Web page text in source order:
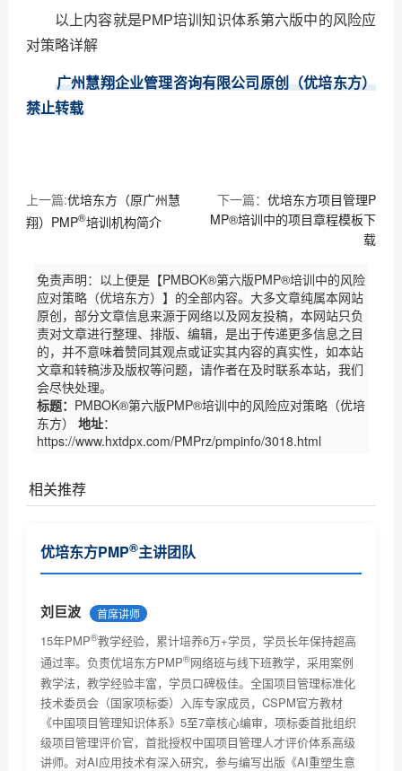
以上内容就是PMP培训知识体系第六版中的风险应
对策略详解
广州慧翔企业管理咨询有限公司原创（优培东方）
禁止转载
上一篇:优培东方（原广州慧
翔）PMP®培训机构简介
下一篇：优培东方项目管理P
MP®培训中的项目章程模板下
载
免责声明：以上便是【PMBOK®第六版PMP®培训中的风险
应对策略（优培东方）】的全部内容。大多文章纯属本网站
原创，部分文章信息来源于网络以及网友投稿，本网站只负
责对文章进行整理、排版、编辑，是出于传递更多信息之目
的，并不意味着赞同其观点或证实其内容的真实性，如本站
文章和转稿涉及版权等问题，请作者在及时联系本站，我们
会尽快处理。
标题： PMBOK®第六版PMP®培训中的风险应对策略（优培
东方） 地址：
https://www.hxtdpx.com/PMPrz/pmpinfo/3018.html
相关推荐
项目...
PMP证书考取流程及相关费用
PMP证书相关情况说明
PMP认证报考条件是什么？
PMP认证主要学习什么？是否对英语有很高的要求
考取PMP证书后对个人今后工作能力有什么帮助吗？能
带来...
PMP项目管理证书含金量有多少？可以挂靠么？
优培东方PMP®主讲团队
刘巨波 首席讲师
15年PMP®教学经验，累计培养6万+学员，学员长年保持超高
通过率。负责优培东方PMP®网络班与线下班教学，采用案例
教学法，教学经验丰富，学员口碑极佳。全国项目管理标准化
技术委员会（国家项标委）入库专家成员，CSPM官方教材
《中国项目管理知识体系》5至7章核心编审，项标委首批组织
级项目管理评价官，首批授权中国项目管理人才评价体系高级
讲师。对AI应用技术有深入研究，参与编写出版《AI重塑生意